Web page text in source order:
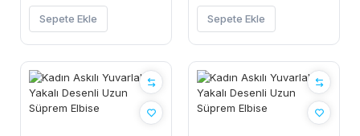
Sepete Ekle Sepete Ekle